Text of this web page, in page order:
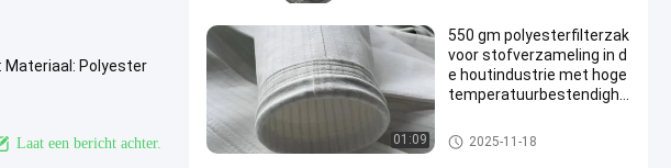
Polyester
Laat een bericht achter. 01:09
550 gm polyesterfilterzak
voor stofverzameling in d
e houtindustrie met hoge
temperatuurbestendighe
De zak van de polyesterfilter
2025-11-18